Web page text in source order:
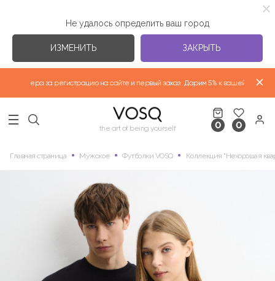
Не удалось определить ваш город
ИЗМЕНИТЬ ЗАКРЫТЬ
за регистрацию на сайте и первый заказ Дарим 5% к вашей скидке
ВЕРХНЯЯ ОДЕЖДА "ВЕСНА-ЛЕТО 2026"
НОВАЯ КОЛЛЕКЦИЯ
ИЗБРАННЫЕ КОЛЛЕКЦИИ
the art of being yourself 0 0
Главная страница Мужское Футболки VOSQ Коллекция "Нехорошая